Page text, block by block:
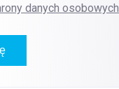
danych osobowych